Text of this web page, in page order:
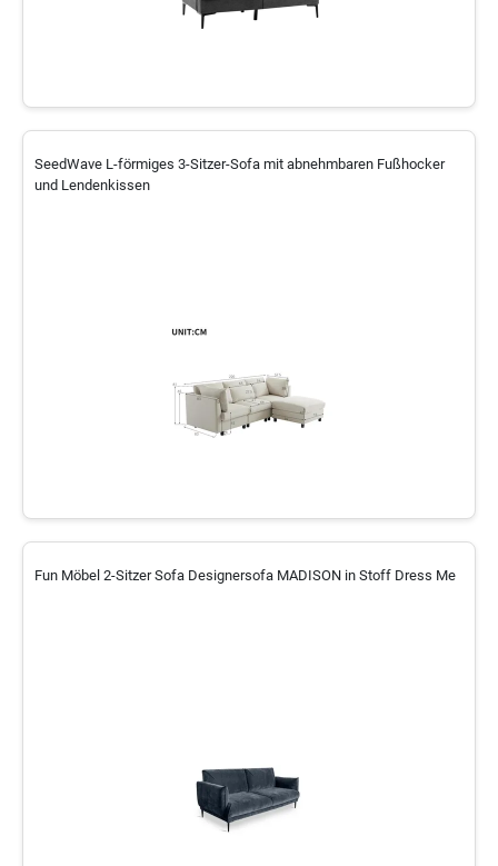
SeedWave L-förmiges 3-Sitzer-Sofa mit abnehmbaren Fußhocker
und Lendenkissen
Fun Möbel 2-Sitzer Sofa Designersofa MADISON in Stoff Dress Me